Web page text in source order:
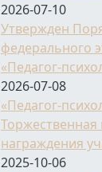
2026-07-10
Утвержден
федерального
«Педагог-
2026-07-08
«Педагог-
награждения
2025-10-06